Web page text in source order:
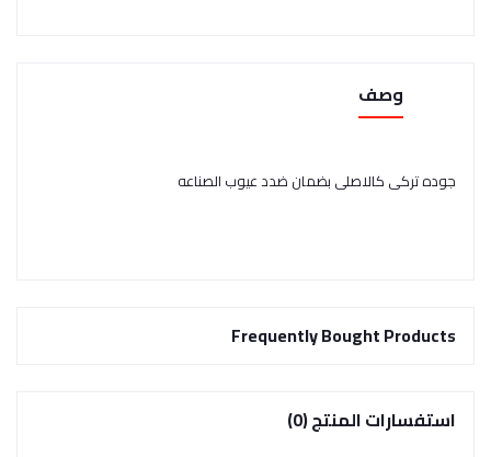
وصف
جوده تركى كالاصلى بضمان ضدد عيوب الصناعه
Frequently Bought Products
استفسارات المنتج (0)